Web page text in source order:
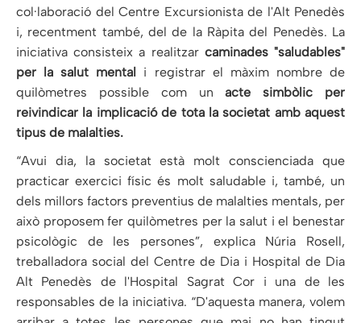
col·laboració del Centre Excursionista de l'Alt Penedès
i, recentment també, del de la Ràpita del Penedès. La
iniciativa consisteix a realitzar caminades "saludables"
per la salut mental i registrar el màxim nombre de
quilòmetres possible com un acte simbòlic per
reivindicar la implicació de tota la societat amb aquest
tipus de malalties.
“Avui dia, la societat està molt conscienciada que
practicar exercici físic és molt saludable i, també, un
dels millors factors preventius de malalties mentals, per
això proposem fer quilòmetres per la salut i el benestar
psicològic de les persones”, explica Núria Rosell,
treballadora social del Centre de Dia i Hospital de Dia
Alt Penedès de l'Hospital Sagrat Cor i una de les
responsables de la iniciativa. “D'aquesta manera, volem